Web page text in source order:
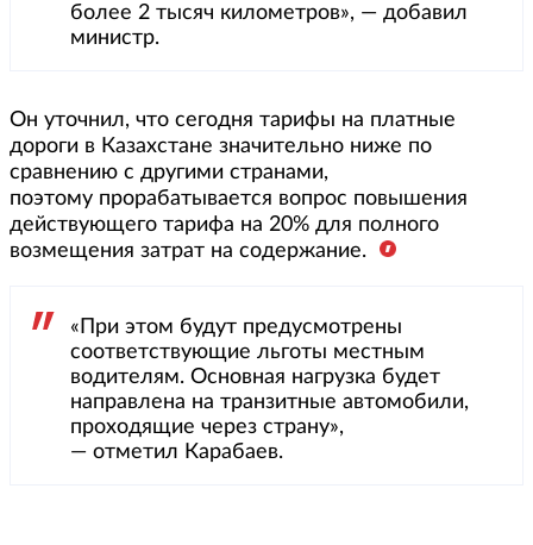
более 2 тысяч километров», — добавил
министр.
Он уточнил, что сегодня тарифы на платные
дороги в Казахстане значительно ниже по
сравнению с другими странами,
поэтому прорабатывается вопрос повышения
действующего тарифа на 20% для полного
возмещения затрат на содержание.
«При этом будут предусмотрены
соответствующие льготы местным
водителям. Основная нагрузка будет
направлена на транзитные автомобили,
проходящие через страну»,
— отметил Карабаев.